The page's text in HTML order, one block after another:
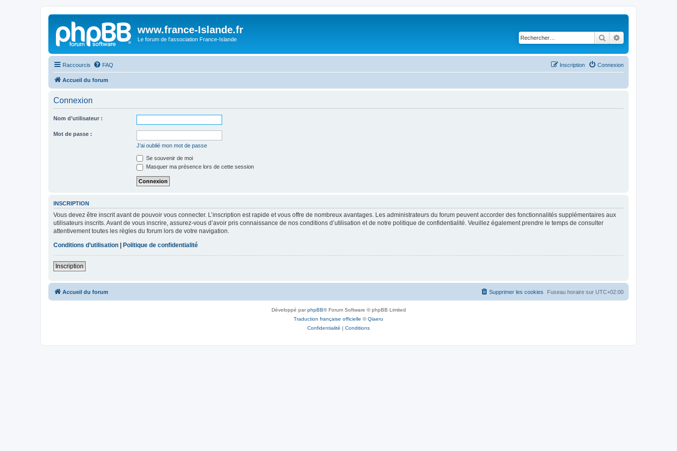
www.france-Islande.fr
Le forum de l'association France-Islande Rechercher
Raccourcis FAQ Connexion
Inscription
Accueil du forum
Connexion
Nom d’utilisateur :
Mot de passe :
J’ai oublié mon mot de passe
Se souvenir de moi
Masquer ma présence lors de cette session
INSCRIPTION
Vous devez être inscrit avant de pouvoir vous connecter. L’inscription est rapide et vous offre de nombreux avantages. Les administrateurs du forum peuvent accorder des fonctionnalités supplémentaires aux
utilisateurs inscrits. Avant de vous inscrire, assurez-vous d’avoir pris connaissance de nos conditions d’utilisation et de notre politique de confidentialité. Veuillez également prendre le temps de consulter
attentivement toutes les règles du forum lors de votre navigation.
Conditions d’utilisation
Politique de confidentialité
Inscription
Accueil du forum Fuseau horaire sur UTC+02:00
Supprimer les cookies
Développé parphpBB® Forum Software © phpBB Limited
Traduction française officielle ©Qiaeru
Confidentialité | Conditions